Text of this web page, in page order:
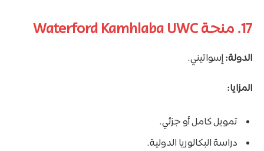
17. منحة Waterford Kamhlaba UWC
الدولة:إسواتيني.
المزايا:
تمويل كامل أو جزئي.
دراسة البكالوريا الدولية.